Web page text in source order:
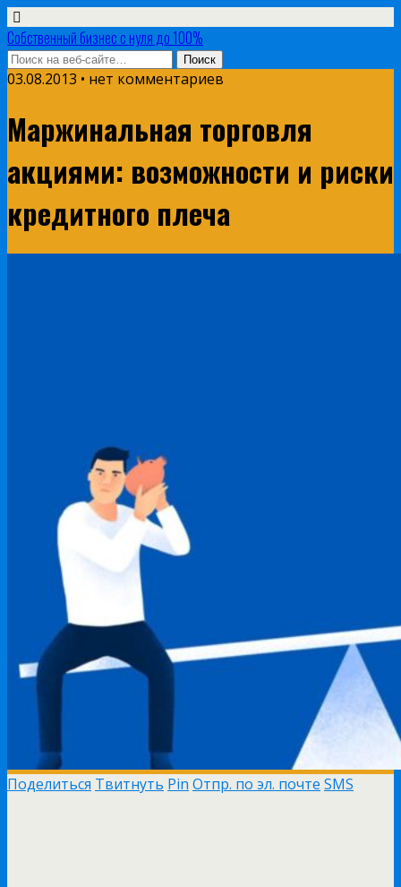
Собственный бизнес с нуля до 100%
03.08.2013 • нет комментариев
Маржинальная торговля
акциями: возможности и риски
кредитного плеча
Поделиться Твитнуть Pin Отпр. по эл. почте SMS